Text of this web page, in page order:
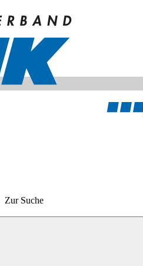
Zur Suche